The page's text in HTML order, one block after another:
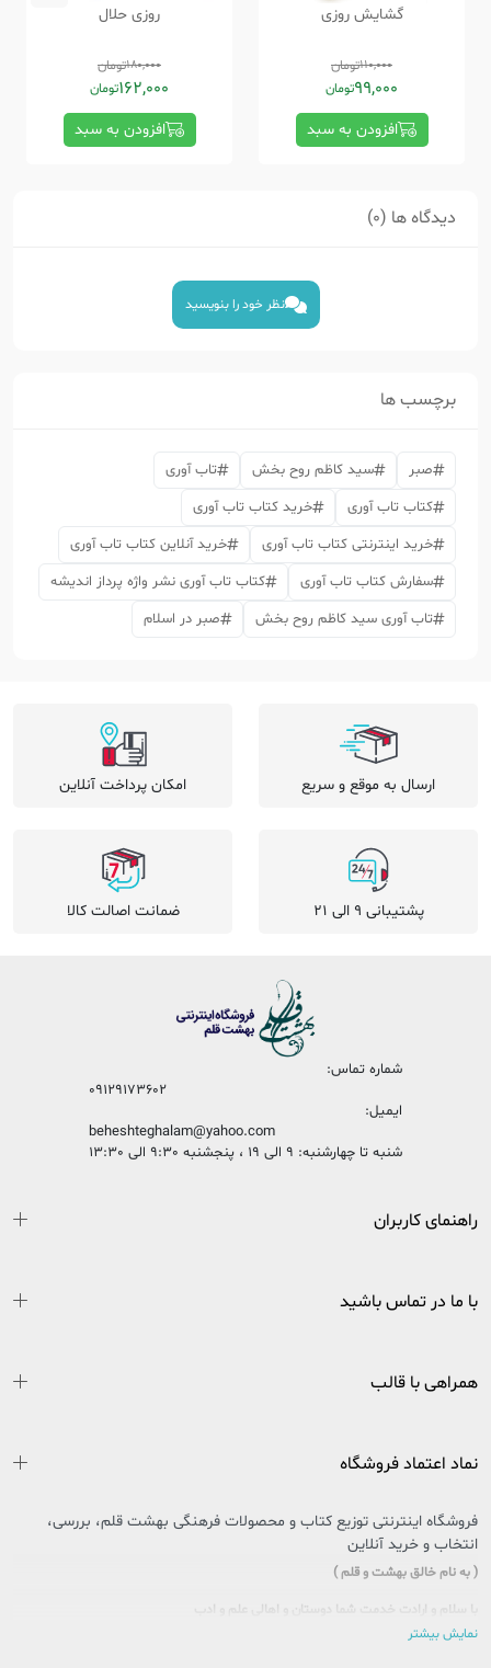
گشایش روزی
110,000تومان
99,000تومان
افزودن به سبد
روزی حلال
180,000تومان
162,000تومان
افزودن به سبد
دیدگاه ها (0)
نظر خود را بنویسید
برچسب ها
صبر سید کاظم روح بخش
تاب آوری
کتاب تاب آوری
خرید کتاب تاب آوری
خرید اینترنتی کتاب تاب آوری
خرید آنلاین کتاب تاب آوری
سفارش کتاب تاب آوری
کتاب تاب آوری نشر واژه پرداز اندیشه
تاب آوری سید کاظم روح بخش
صبر در اسلام
ارسال به موقع و سریع امکان پرداخت آنلاین
پشتیبانی 9 الی 21 ضمانت اصالت کالا
شماره تماس:
09129173602
ایمیل:
beheshteghalam@yahoo.com
شنبه تا چهارشنبه: 9 الی 19 ، پنجشنبه 9:30 الی 13:30
راهنمای کاربران
با ما در تماس باشید
همراهی با قالب
نماد اعتماد فروشگاه
فروشگاه اینترنتی توزیع کتاب و محصولات فرهنگی بهشت قلم، بررسی،
انتخاب و خرید آنلاین
( به نام خالق بهشت و قلم )
با سلام و ارادت خدمت شما دوستان و اهالی علم و ادب
نمایش بیشتر